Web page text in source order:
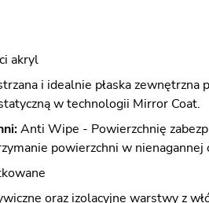
akryl
i idealnie płaska
w technologii Mirror Coat.
Anti Wipe - Powierzchnię
powierzchni w nienagannej
oraz izolacyjne warstwy z